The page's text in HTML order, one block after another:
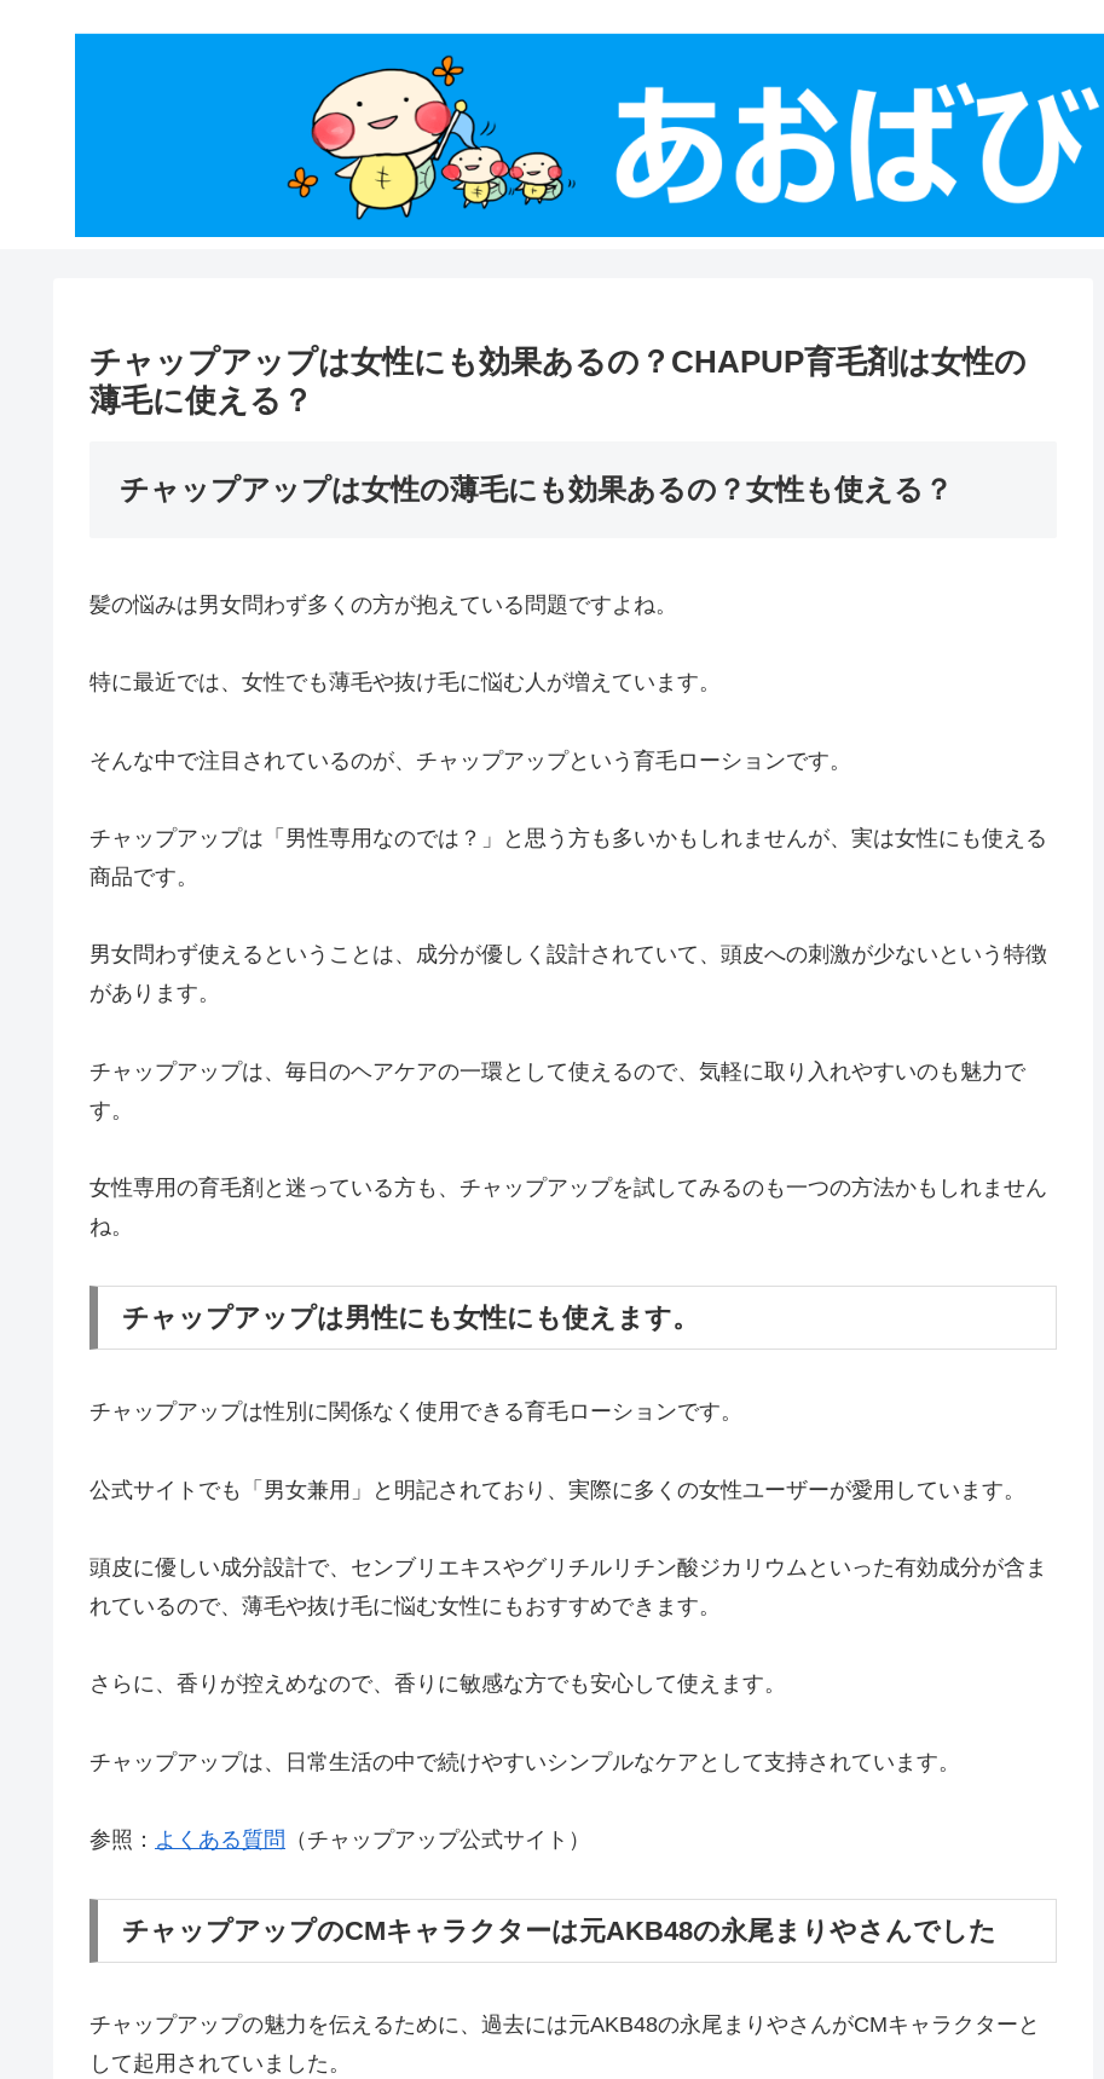
チャップアップは女性にも効果あるの？CHAPUP育毛剤は女性の
薄毛に使える？
チャップアップは女性の薄毛にも効果あるの？女性も使える？
髪の悩みは男女問わず多くの方が抱えている問題ですよね。
特に最近では、女性でも薄毛や抜け毛に悩む人が増えています。
そんな中で注目されているのが、チャップアップという育毛ローションです。
チャップアップは「男性専用なのでは？」と思う方も多いかもしれませんが、実は女性にも使える
商品です。
男女問わず使えるということは、成分が優しく設計されていて、頭皮への刺激が少ないという特徴
があります。
チャップアップは、毎日のヘアケアの一環として使えるので、気軽に取り入れやすいのも魅力で
す。
女性専用の育毛剤と迷っている方も、チャップアップを試してみるのも一つの方法かもしれません
ね。
チャップアップは男性にも女性にも使えます。
チャップアップは性別に関係なく使用できる育毛ローションです。
公式サイトでも「男女兼用」と明記されており、実際に多くの女性ユーザーが愛用しています。
頭皮に優しい成分設計で、センブリエキスやグリチルリチン酸ジカリウムといった有効成分が含ま
れているので、薄毛や抜け毛に悩む女性にもおすすめできます。
さらに、香りが控えめなので、香りに敏感な方でも安心して使えます。
チャップアップは、日常生活の中で続けやすいシンプルなケアとして支持されています。
参照： よくある質問 （チャップアップ公式サイト）
チャップアップのCMキャラクターは元AKB48の永尾まりやさんでした
チャップアップの魅力を伝えるために、過去には元AKB48の永尾まりやさんがCMキャラクターと
して起用されていました。